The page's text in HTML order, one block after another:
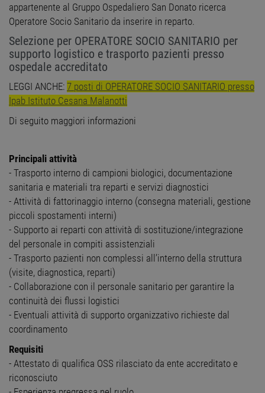
appartenente al Gruppo Ospedaliero San Donato ricerca
Operatore Socio Sanitario da inserire in reparto.
Selezione per OPERATORE SOCIO SANITARIO per
supporto logistico e trasporto pazienti presso
ospedale accreditato
LEGGI ANCHE: 7 posti di OPERATORE SOCIO SANITARIO presso
Ipab Istituto Cesana Malanotti
Di seguito maggiori informazioni
Principali attività
- Trasporto interno di campioni biologici, documentazione
sanitaria e materiali tra reparti e servizi diagnostici
- Attività di fattorinaggio interno (consegna materiali, gestione
piccoli spostamenti interni)
- Supporto ai reparti con attività di sostituzione/integrazione
del personale in compiti assistenziali
- Trasporto pazienti non complessi all’interno della struttura
(visite, diagnostica, reparti)
- Collaborazione con il personale sanitario per garantire la
continuità dei flussi logistici
- Eventuali attività di supporto organizzativo richieste dal
coordinamento
Requisiti
- Attestato di qualifica OSS rilasciato da ente accreditato e
riconosciuto